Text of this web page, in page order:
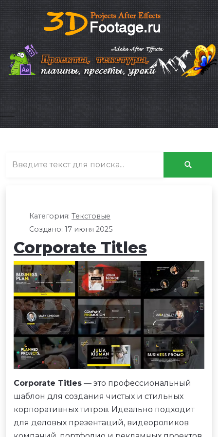
Mobile Menu Toggle
Категория: Текстовые
Создано: 17 июня 2025
Corporate Titles
Corporate Titles — это профессиональный
шаблон для создания чистых и стильных
корпоративных титров. Идеально подходит
для деловых презентаций, видеороликов